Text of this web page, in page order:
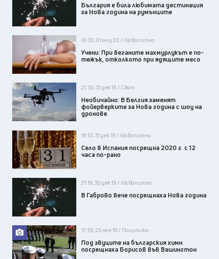
България е била любимата дестинация
за Нова година на румънците
16:30, 01 яну 20 / Любопитно
Учени: При веганите махмурлукът е по-
тежък, отколкото при ядящите месо
21:30, 31 дек 19 / Свят
Необичайно: В Белгия заменят
фойерверките за Нова година с шоу на
дронове
19:10, 31 дек 19 / Любопитно
Село в Испания посрещна 2020 г. с 12
часа по-рано
21:19, 30 дек 19 / Любопитно
В Габрово вече посрещнаха Нова година
17:59, 25 ное 19 / Политика
Под звуците на българския химн
посрещнаха Борисов във Вашингтон